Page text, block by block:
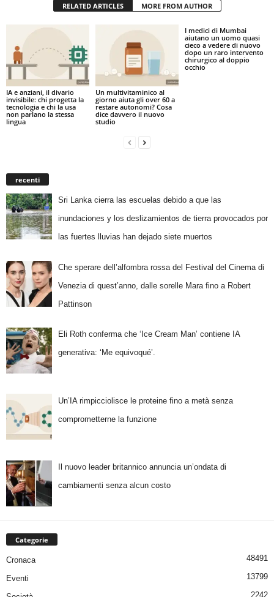
RELATED ARTICLES MORE FROM AUTHOR
IA e anziani, il divario
invisibile: chi progetta la
tecnologia e chi la usa
non parlano la stessa
lingua
Un multivitaminico al
giorno aiuta gli over 60 a
restare autonomi? Cosa
dice davvero il nuovo
studio
I medici di Mumbai
aiutano un uomo quasi
cieco a vedere di nuovo
dopo un raro intervento
chirurgico al doppio
occhio
recenti
Sri Lanka cierra las escuelas debido a que las
inundaciones y los deslizamientos de tierra provocados por
las fuertes lluvias han dejado siete muertos
Che sperare dell’alfombra rossa del Festival del Cinema di
Venezia di quest’anno, dalle sorelle Mara fino a Robert
Pattinson
Eli Roth conferma che ‘Ice Cream Man’ contiene IA
generativa: ‘Me equivoqué’.
Un’IA rimpicciolisce le proteine fino a metà senza
comprometterne la funzione
Il nuovo leader britannico annuncia un’ondata di
cambiamenti senza alcun costo
Categorie
Cronaca 48491
Eventi 13799
2242